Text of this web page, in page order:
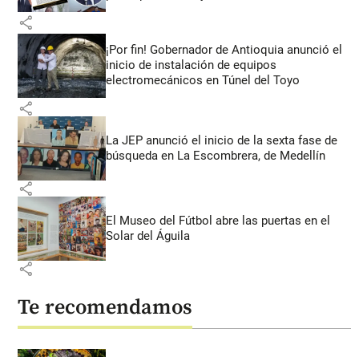
share
¡Por fin! Gobernador de Antioquia anunció el
inicio de instalación de equipos
electromecánicos en Túnel del Toyo
share
La JEP anunció el inicio de la sexta fase de
búsqueda en La Escombrera, de Medellín
share
El Museo del Fútbol abre las puertas en el
Solar del Águila
share
Te recomendamos